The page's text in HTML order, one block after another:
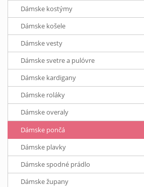
Dámske kostýmy
Dámske košele
Dámske vesty
Dámske svetre a pulóvre
Dámske kardigany
Dámske roláky
Dámske overaly
Dámske pončá
Dámske plavky
Dámske spodné prádlo
Dámske župany